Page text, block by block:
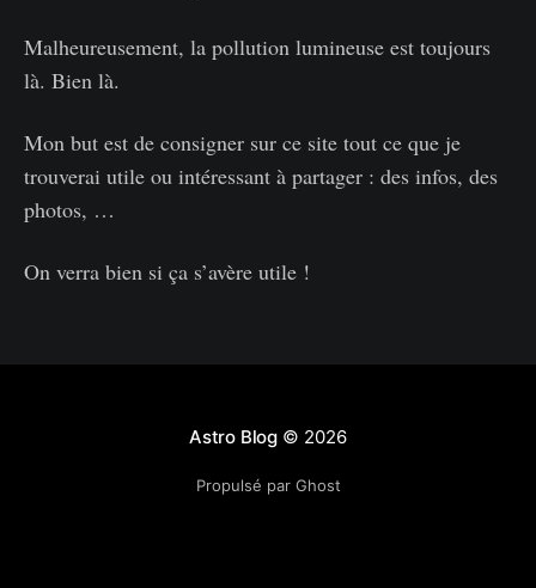
Malheureusement, la pollution lumineuse est toujours
là. Bien là.
Mon but est de consigner sur ce site tout ce que je
trouverai utile ou intéressant à partager : des infos, des
photos, …
On verra bien si ça s’avère utile !
Astro Blog© 2026
Propulsé par Ghost